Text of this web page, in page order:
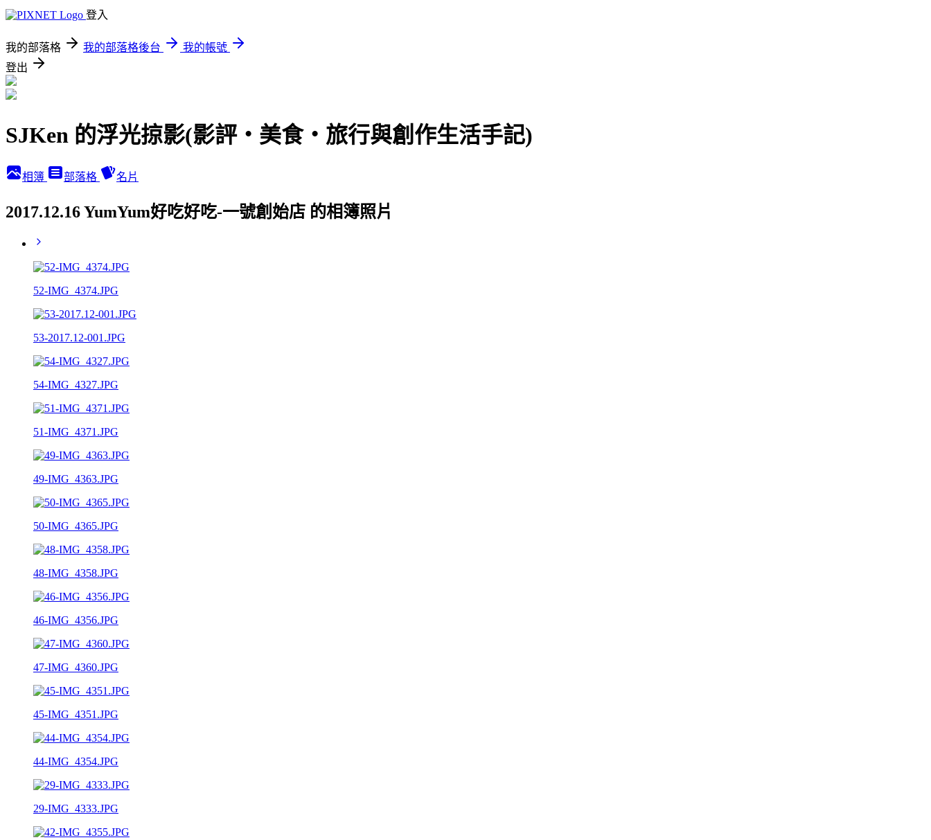
登入
我的部落格 我的部落格後台
我的帳號
登出
SJKen 的浮光掠影(影評‧美食‧旅行與創作生活手記)
相簿 部落格 名片
2017.12.16 YumYum好吃好吃-一號創始店 的相簿照片
52-IMG_4374.JPG
53-2017.12-001.JPG
54-IMG_4327.JPG
51-IMG_4371.JPG
49-IMG_4363.JPG
50-IMG_4365.JPG
48-IMG_4358.JPG
46-IMG_4356.JPG
47-IMG_4360.JPG
45-IMG_4351.JPG
44-IMG_4354.JPG
29-IMG_4333.JPG